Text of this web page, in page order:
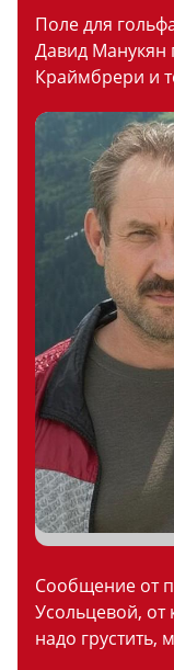
Поле для
Давид Манукян
Краймбрери и
Сообщение от
Усольцевой, от
надо грустить,